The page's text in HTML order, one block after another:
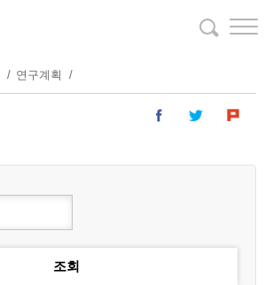
연구계획